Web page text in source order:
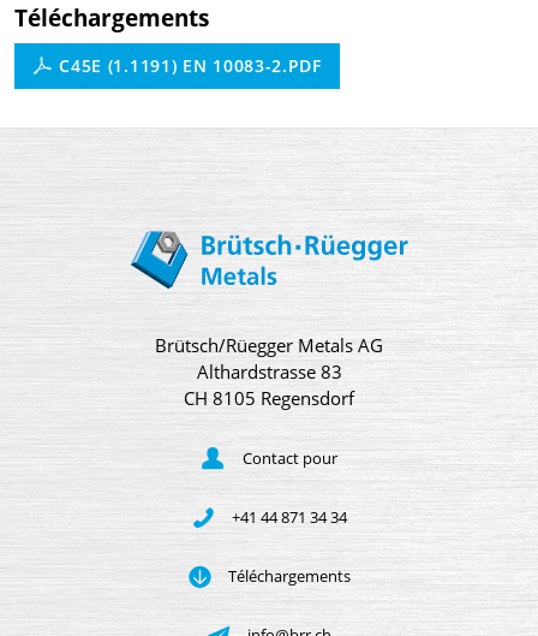
Téléchargements
C45E (1.1191) EN 10083-2.PDF
Brütsch/Rüegger Metals AG
Althardstrasse 83
CH 8105 Regensdorf
Contact pour
+41 44 871 34 34
Téléchargements